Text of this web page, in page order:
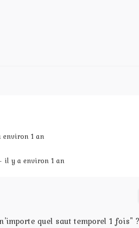
1 an
il y a environ 1 an
quel saut temporel 1 fois"